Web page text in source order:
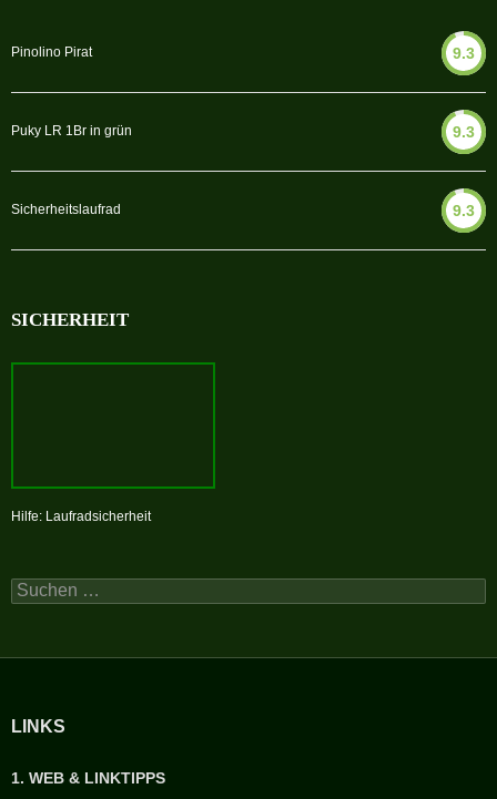
Pinolino Pirat 9.3
Puky LR 1Br in grün 9.3
Sicherheitslaufrad 9.3
SICHERHEIT
Hilfe: Laufradsicherheit
Suchen
nach:
LINKS
1. WEB & LINKTIPPS